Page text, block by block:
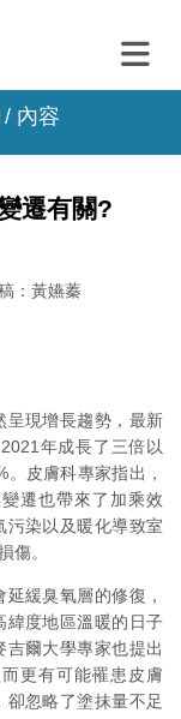
/ 內容
遷有關?
：黃嬿蓁
呈現增長趨勢，最新
年成長了三倍以
皮膚科專家指出，
遷也帶來了加乘效
污染以及暖化導致室
傷。
緩臭氧層的修復，
緯度地區溫暖的日子
爾大學專家也提出
更有可能罹患皮膚
忽略了塗抹量不足